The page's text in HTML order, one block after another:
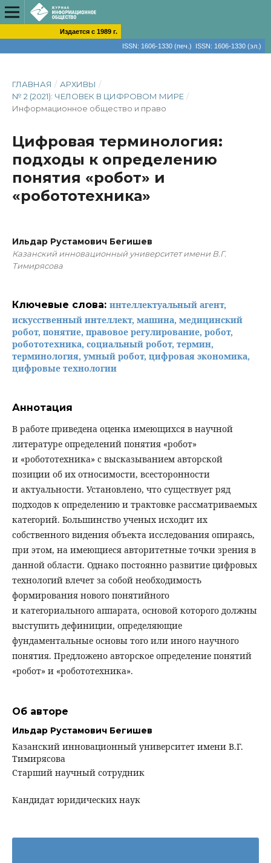
Издается с 1989 г.
ISSN: 1606-1330 (печ.) ISSN: 1606-1330 (эл.)
ГЛАВНАЯ / АРХИВЫ /
№ 2 (2021): ЧЕЛОВЕК В ЦИФРОВОМ МИРЕ /
Информационное общество и право
Цифровая терминология:
подходы к определению
понятия «робот» и
«робототехника»
Ильдар Рустамович Бегишев
Казанский инновационный университет имени В.Г.
Тимирясова
Ключевые слова: интеллектуальный агент,
искусственный интеллект, машина, медицинский
робот, понятие, правовое регулирование, робот,
робототехника, социальный робот, термин,
терминология, умный робот, цифровая экономика,
цифровые технологии
Аннотация
В работе приведена оценка имеющихся в научной
литературе определений понятия «робот»
и «робототехника» с высказыванием авторской
позиции об их относимости, всесторонности
и актуальности. Установлено, что существует ряд
подходов к определению и трактовке рассматриваемых
категорий. Большинство ученых исходит их
собственного видения объекта исследования опираясь,
при этом, на имеющиеся авторитетные точки зрения в
данной области. Однако постоянно развитие цифровых
технологий влечет за собой необходимость
формирования нового понятийного
и категориального аппарата, основой которого должны
выступить дефиниции, определяющие
фундаментальные основы того или иного научного
понятия. Предложено авторское определение понятий
«робот» и «робототехника».
Об авторе
Ильдар Рустамович Бегишев
Казанский инновационный университет имени В.Г.
Тимирясова
Старший научный сотрудник
Кандидат юридических наук